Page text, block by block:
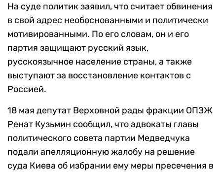
На суде политик заявил, что считает обвинения
в свой адрес необоснованными и политически
мотивированными. По его словам, он и его
партия защищают русский язык,
русскоязычное население страны, а также
выступают за восстановление контактов с
Россией.
18 мая депутат Верховной рады фракции ОПЗЖ
Ренат Кузьмин сообщил, что адвокаты главы
политического совета партии Медведчука
подали апелляционную жалобу на решение
суда Киева об избрании ему меры пресечения в